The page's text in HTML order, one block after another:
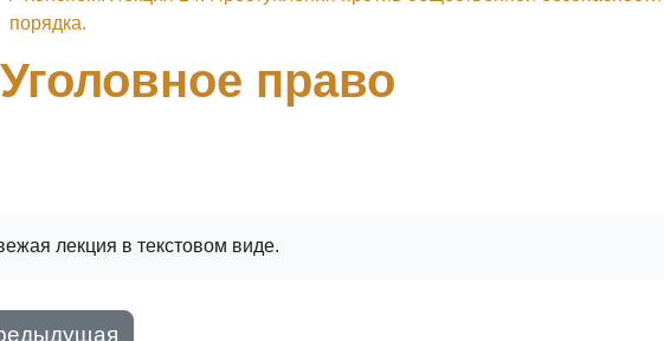
порядка.
Уголовное право
лекция в текстовом виде.